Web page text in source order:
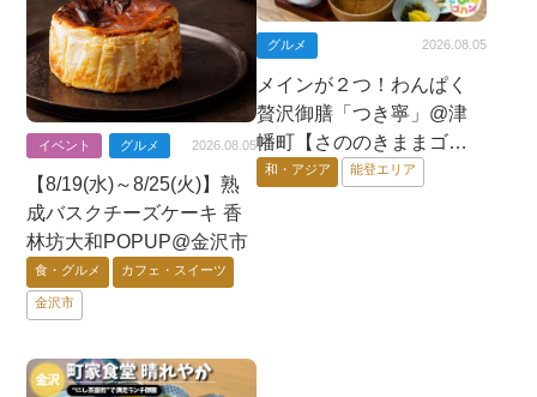
イベント グルメ 2026.08.05
【8/19(水)～8/25(火)】熟
成バスクチーズケーキ 香
林坊大和POPUP@金沢市
食・グルメ カフェ・スイーツ
金沢市
グルメ 2026.08.05
メインが２つ！わんぱく
贅沢御膳「つき寧」@津
幡町【さののきままゴハ
ン】
和・アジア 能登エリア